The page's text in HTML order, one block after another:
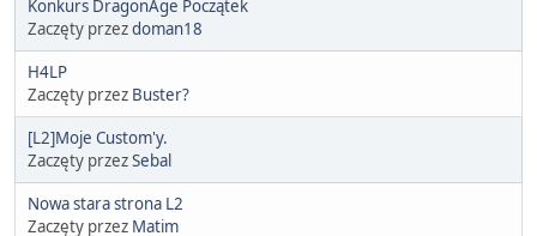
Konkurs DragonAge Początek
Zaczęty przezdoman18
H4LP
Zaczęty przez Buster?
[L2]Moje Custom'y.
Zaczęty przezSebal
Nowa stara strona L2
Zaczęty przez Matim